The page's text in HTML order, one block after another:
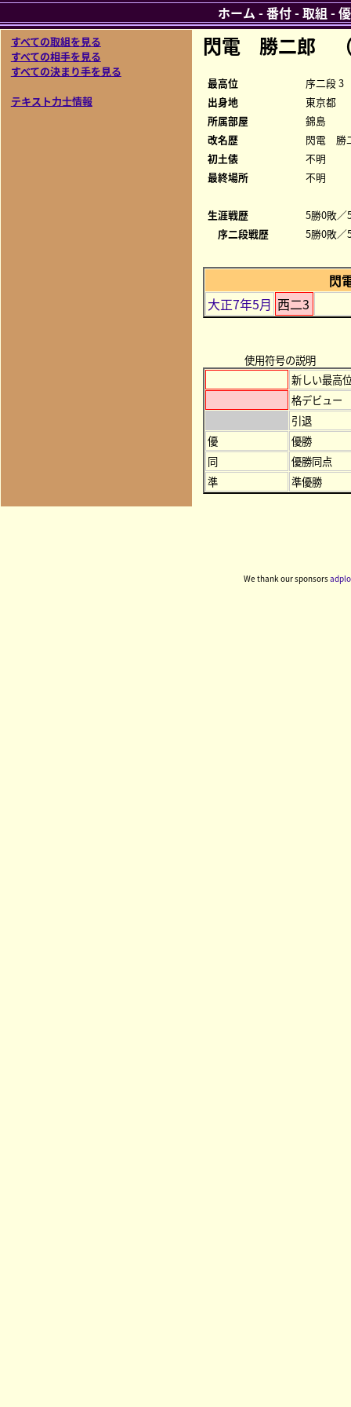
すべての取組を見る
すべての相手を見る
すべての決まり手を見る
テキスト力士情報
閃電 勝二郎 （
最高位
序二段 3
出身地
東京都
所属部屋
錦島
改名歴
閃電 勝
初土俵
不明
最終場所
不明
生涯戦歴
5勝0敗／
序二段戦歴
5勝0敗／
閃
大正7年5月 西二3
使用符号の説明
新しい最高
格デビュー
引退
優
優勝
同
優勝同点
準
準優勝
ホーム -番付-取組 -
We thank our sponsors